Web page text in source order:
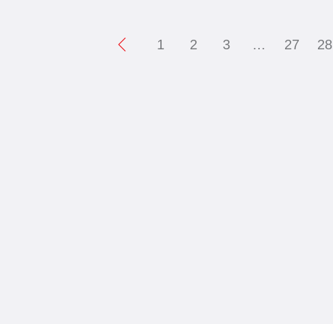
1 2 3 … 27 28